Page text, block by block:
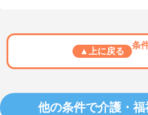
▲上に戻る
条
他の条件で介護・